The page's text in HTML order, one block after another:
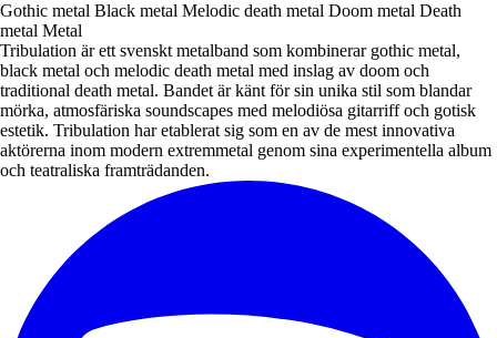
Gothic metal Black metal Melodic death metal Doom metal Death
metal Metal
Tribulation är ett svenskt metalband som kombinerar gothic metal,
black metal och melodic death metal med inslag av doom och
traditional death metal. Bandet är känt för sin unika stil som blandar
mörka, atmosfäriska soundscapes med melodiösa gitarriff och gotisk
estetik. Tribulation har etablerat sig som en av de mest innovativa
aktörerna inom modern extremmetal genom sina experimentella album
och teatraliska framträdanden.